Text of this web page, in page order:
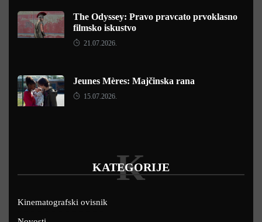
The Odyssey: Pravo pravcato prvoklasno
filmsko iskustvo
21.07.2026.
Jeunes Mères: Majčinska rana
15.07.2026.
KATEGORIJE
K
Kinematografski ovisnik